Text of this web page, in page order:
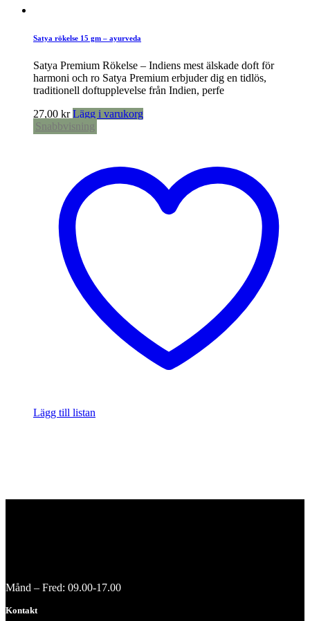
Satya rökelse 15 gm – ayurveda
Satya Premium Rökelse – Indiens mest älskade doft för
harmoni och ro Satya Premium erbjuder dig en tidlös,
traditionell doftupplevelse från Indien, perfe
27,00 kr Lägg i varukorg
Snabbvisning
Lägg till listan
Månd – Fred: 09.00-17.00
Kontakt